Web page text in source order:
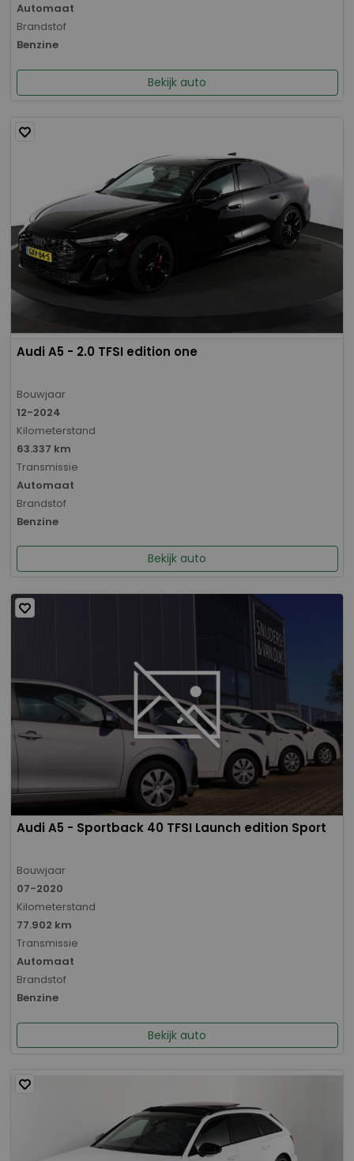
Automaat
Brandstof
Benzine
Bekijk auto
Audi A5 - 2.0 TFSI edition one
Bouwjaar
12-2024
Kilometerstand
63.337 km
Transmissie
Automaat
Brandstof
Benzine
Bekijk auto
Audi A5 - Sportback 40 TFSI Launch edition Sport
Bouwjaar
07-2020
Kilometerstand
77.902 km
Transmissie
Automaat
Brandstof
Benzine
Bekijk auto